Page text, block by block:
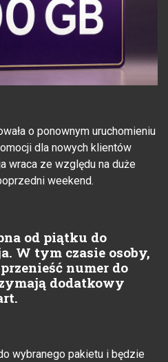
o ponownym uruchomieniu
dla nowych klientów
wraca ze względu na duże
weekend.
od piątku do
W tym czasie osoby,
numer do
dodatkowy
wybranego pakietu i będzie